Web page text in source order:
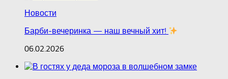
Новости
Барби‑вечеринка — наш вечный хит!
06.02.2026